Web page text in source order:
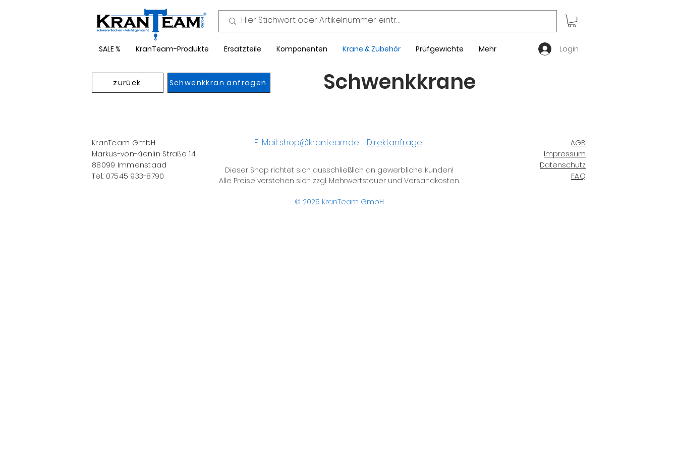
Login
SALE % KranTeam-Produkte Ersatzteile Komponenten Krane & Zubehör Prüfgewichte Mehr
zurück Schwenkkrane
Schwenkkran anfragen
KranTeam GmbH
Markus-von-Kienlin Straße 14
88099 Immenstaad
Tel.: 07545 933-8790
E-Mail: shop@kranteam.de- Direktanfrage
AGB
Impressum
Datenschutz
FAQ
Dieser Shop richtet sich ausschließlich an gewerbliche Kunden!
Alle Preise verstehen sich zzgl. Mehrwertsteuer und Versandkosten.
© 2025 KranTeam GmbH